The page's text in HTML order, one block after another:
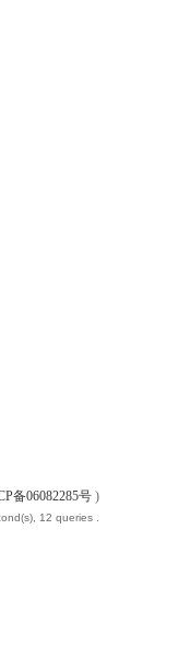
备06082285号 )
12 queries .